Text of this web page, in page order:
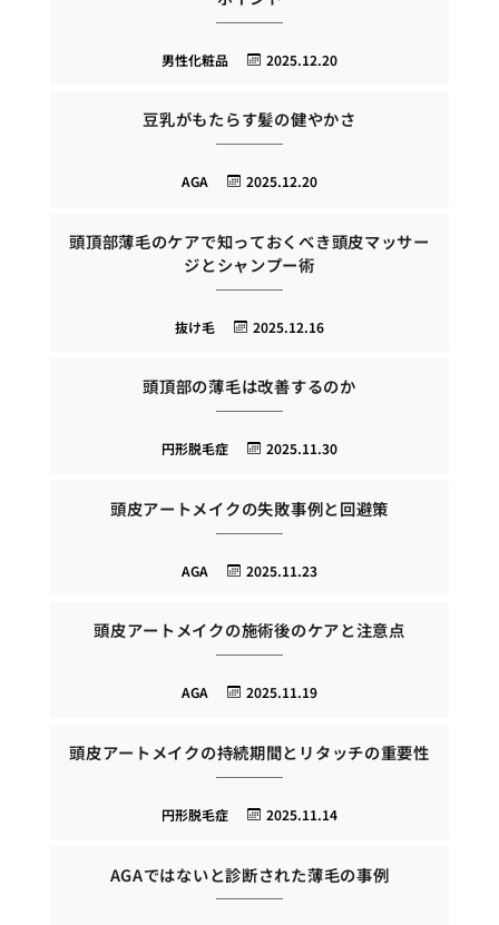
2025.12.20
男性化粧品
豆乳がもたらす髪の健やかさ
2025.12.20
AGA
頭頂部薄毛のケアで知っておくべき頭皮マッサー
ジとシャンプー術
2025.12.16
抜け毛
頭頂部の薄毛は改善するのか
2025.11.30
円形脱毛症
頭皮アートメイクの失敗事例と回避策
2025.11.23
AGA
頭皮アートメイクの施術後のケアと注意点
2025.11.19
AGA
頭皮アートメイクの持続期間とリタッチの重要性
2025.11.14
円形脱毛症
AGAではないと診断された薄毛の事例